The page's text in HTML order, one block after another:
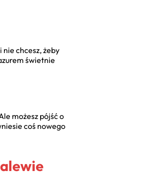
chcesz, żeby
świetnie
możesz pójść o
coś nowego